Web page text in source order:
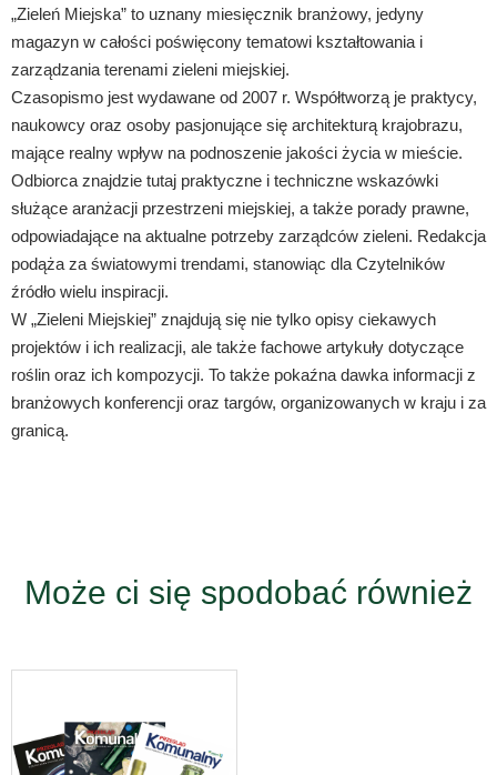
„Zieleń Miejska” to uznany miesięcznik branżowy, jedyny
magazyn w całości poświęcony tematowi kształtowania i
zarządzania terenami zieleni miejskiej.
Czasopismo jest wydawane od 2007 r. Współtworzą je praktycy,
naukowcy oraz osoby pasjonujące się architekturą krajobrazu,
mające realny wpływ na podnoszenie jakości życia w mieście.
Odbiorca znajdzie tutaj praktyczne i techniczne wskazówki
służące aranżacji przestrzeni miejskiej, a także porady prawne,
odpowiadające na aktualne potrzeby zarządców zieleni. Redakcja
podąża za światowymi trendami, stanowiąc dla Czytelników
źródło wielu inspiracji.
W „Zieleni Miejskiej” znajdują się nie tylko opisy ciekawych
projektów i ich realizacji, ale także fachowe artykuły dotyczące
roślin oraz ich kompozycji. To także pokaźna dawka informacji z
branżowych konferencji oraz targów, organizowanych w kraju i za
granicą.
Może ci się spodobać również